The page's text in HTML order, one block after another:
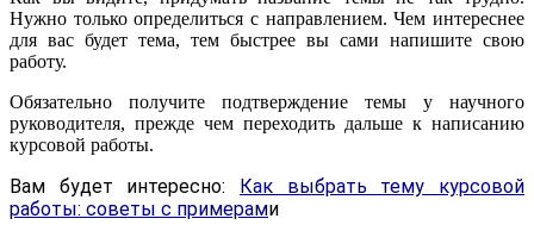
Нужно только определиться с направлением. Чем интереснее
для вас будет тема, тем быстрее вы сами напишите свою
работу.
Обязательно получите подтверждение темы у научного
руководителя, прежде чем переходить дальше к написанию
курсовой работы.
Вам будет интересно: Как выбрать тему курсовой
работы: советы с примерами